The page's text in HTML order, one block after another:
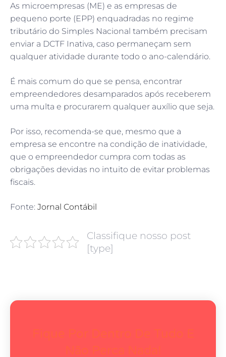
As microempresas (ME) e as empresas de
pequeno porte (EPP) enquadradas no regime
tributário do Simples Nacional também precisam
enviar a DCTF Inativa, caso permaneçam sem
qualquer atividade durante todo o ano-calendário.
É mais comum do que se pensa, encontrar
empreendedores desamparados após receberem
uma multa e procurarem qualquer auxílio que seja.
Por isso, recomenda-se que, mesmo que a
empresa se encontre na condição de inatividade,
que o empreendedor cumpra com todas as
obrigações devidas no intuito de evitar problemas
fiscais.
Fonte: Jornal Contábil
Classifique nosso post
[type]